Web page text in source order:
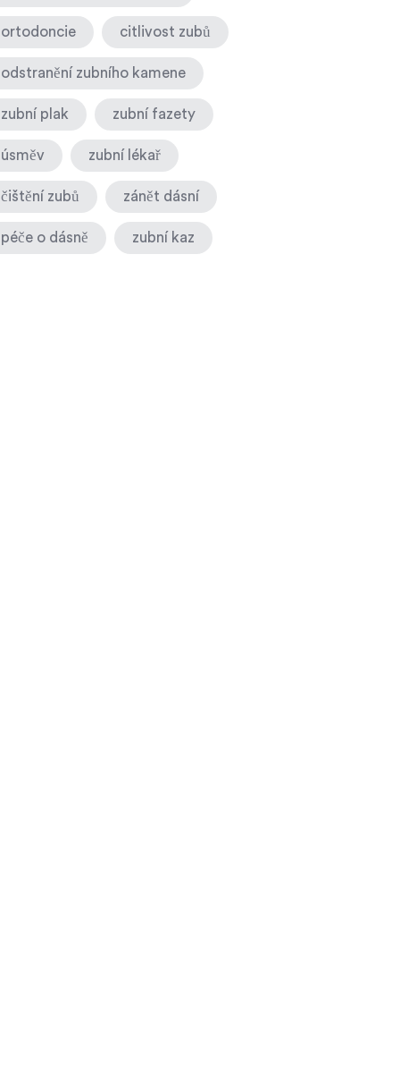
ortodoncie citlivost zubů
odstranění zubního kamene
zubní plak zubní fazety
úsměv zubní lékař
čištění zubů zánět dásní
péče o dásně zubní kaz